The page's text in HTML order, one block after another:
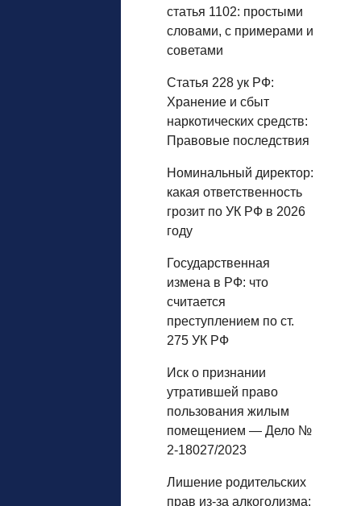
статья 1102: простыми
словами, с примерами и
советами
Статья 228 ук РФ:
Хранение и сбыт
наркотических средств:
Правовые последствия
Номинальный директор:
какая ответственность
грозит по УК РФ в 2026
году
Государственная
измена в РФ: что
считается
преступлением по ст.
275 УК РФ
Иск о признании
утратившей право
пользования жилым
помещением — Дело №
2-18027/2023
Лишение родительских
прав из‑за алкоголизма: